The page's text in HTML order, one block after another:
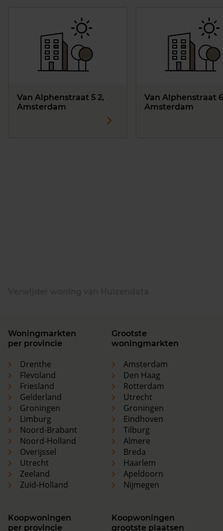
Van Alphenstraat 5 2,
Amsterdam
Van Alphenstraat
Amsterdam
Woningmarkten
per provincie
Drenthe
Flevoland
Friesland
Gelderland
Groningen
Limburg
Noord-Brabant
Noord-Holland
Overijssel
Utrecht
Zeeland
Zuid-Holland
Grootste
woningmarkten
Amsterdam
Den Haag
Rotterdam
Utrecht
Groningen
Eindhoven
Tilburg
Almere
Breda
Haarlem
Apeldoorn
Nijmegen
Koopwoningen
per provincie
Koopwoningen
grootste plaatsen